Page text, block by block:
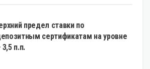
предел ставки по
сертификатам на уровне
3,5 п.п.